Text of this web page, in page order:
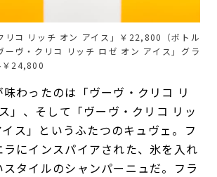
リコ リッチ オン アイス」￥22,800（ボトル
ーヴ・クリコ リッチ ロゼ オン アイス」グラ
￥24,800
わったのは「ヴーヴ・クリコ リ
」、そして「ヴーヴ・クリコ リッ
ス」というふたつのキュヴェ。フ
ラにインスパイアされた、氷を入れ
タイルのシャンパーニュだ。フラ